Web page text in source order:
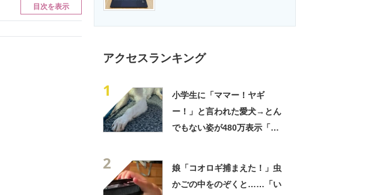
目次を表示
アクセスランキング
1
小学生に「ママー！ヤギ
ー！」と言われた愛犬→とん
でもない姿が480万表示「ど
2
娘「コオロギ捕まえた！」虫
かごの中をのぞくと……「い